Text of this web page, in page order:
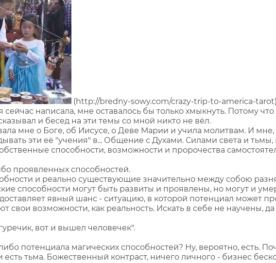
(http://bredny-sowy.com/crazy-trip-to-america-tarot)
сейчас написала, мне оставалось бы только хмыкнуть. Потому
и бесед на эти темы со мной никто не вёл.
мне о Боге, об Иисусе, о Деве Марии и учила молитвам. И мне,
эти её "учения" в... Общение с Духами. Силами света и
способности, возможности и пророчества
проявленных способностей.
и реально существующие значительно между собою
способности могут быть развиты и проявлены, но могут и
явный шанс - ситуацию, в которой потенциал может
свои возможности, как реальность. Искать в себе не научены, да
вот и вышел человечек".
потенциала магических способностей? Ну, вероятно, есть.
тьма. Божественный контраст, ничего личного - бизнес